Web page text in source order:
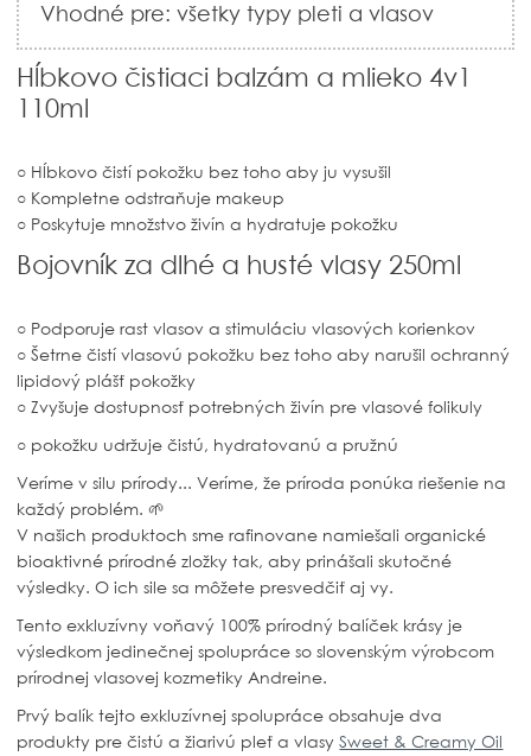
Vhodné pre: všetky typy pleti a vlasov
Hĺbkovo čistiaci balzám a mlieko 4v1
110ml
○ Hĺbkovo čistí pokožku bez toho aby ju vysušil
○ Kompletne odstraňuje makeup
○ Poskytuje množstvo živín a hydratuje pokožku
Bojovník za dlhé a husté vlasy 250ml
○ Podporuje rast vlasov a stimuláciu vlasových korienkov
○ Šetrne čistí vlasovú pokožku bez toho aby narušil ochranný
lipidový plášť pokožky
○ Zvyšuje dostupnosť potrebných živín pre vlasové folikuly
○ pokožku udržuje čistú, hydratovanú a pružnú
Veríme v silu prírody... Veríme, že príroda ponúka riešenie na
každý problém. 🌱
V našich produktoch sme rafinovane namiešali organické
bioaktivné prírodné zložky tak, aby prinášali skutočné
výsledky. O ich sile sa môžete presvedčiť aj vy.
Tento exkluzívny voňavý 100% prírodný balíček krásy je
výsledkom jedinečnej spolupráce so slovenským výrobcom
prírodnej vlasovej kozmetiky Andreine.
Prvý balík tejto exkluzívnej spolupráce obsahuje dva
produkty pre čistú a žiarivú pleť a vlasySweet & Creamy Oil